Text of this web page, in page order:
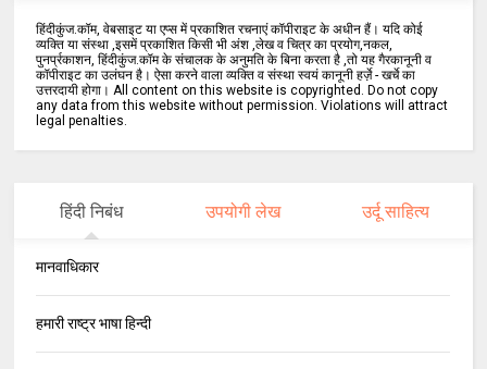
हिंदीकुंज.कॉम, वेबसाइट या एप्स में प्रकाशित रचनाएं कॉपीराइट के अधीन हैं। यदि कोई
व्यक्ति या संस्था ,इसमें प्रकाशित किसी भी अंश ,लेख व चित्र का प्रयोग,नकल,
पुनर्प्रकाशन, हिंदीकुंज.कॉम के संचालक के अनुमति के बिना करता है ,तो यह गैरकानूनी व
कॉपीराइट का उलंघन है। ऐसा करने वाला व्यक्ति व संस्था स्वयं कानूनी हर्ज़े - खर्चे का
उत्तरदायी होगा। All content on this website is copyrighted. Do not copy
any data from this website without permission. Violations will attract
legal penalties.
हिंदी निबंध उपयोगी लेख उर्दू साहित्य
मानवाधिकार
हमारी राष्ट्र भाषा हिन्दी